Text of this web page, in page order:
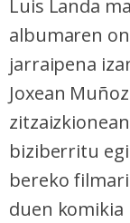
Luis Landa
albumaren
jarraipena
Joxean
biziberritu
bereko
duen